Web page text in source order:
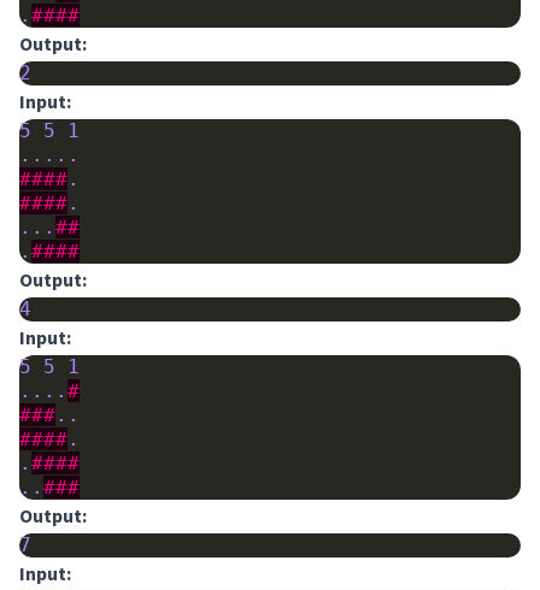
. ####
Output:
2
Input:
5 5
1
.....
####.
####.
... ##
. ####
Output:
4
Input:
5 5
1
.... #
###..
####.
. ####
.. ###
Output:
7
Input: